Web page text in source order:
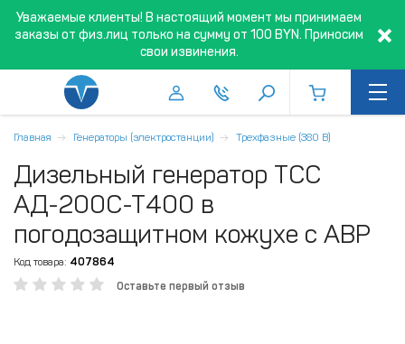
Уважаемые клиенты! В настоящий момент мы принимаем
заказы от физ.лиц только на сумму от 100 BYN. Приносим
свои извинения.
Главная Генераторы (электростанции) Трехфазные (380 В)
Дизельный генератор ТСС
АД-200С-Т400 в
погодозащитном кожухе с АВР
Код товара: 407864
Оставьте первый отзыв